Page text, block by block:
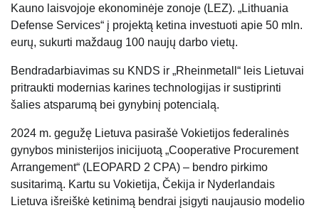
Kauno laisvojoje ekonominėje zonoje (LEZ). „Lithuania
Defense Services“ į projektą ketina investuoti apie 50 mln.
eurų, sukurti maždaug 100 naujų darbo vietų.
Bendradarbiavimas su KNDS ir „Rheinmetall“ leis Lietuvai
pritraukti modernias karines technologijas ir sustiprinti
šalies atsparumą bei gynybinį potencialą.
2024 m. gegužę Lietuva pasirašė Vokietijos federalinės
gynybos ministerijos inicijuotą „Cooperative Procurement
Arrangement“ (LEOPARD 2 CPA) – bendro pirkimo
susitarimą. Kartu su Vokietija, Čekija ir Nyderlandais
Lietuva išreiškė ketinimą bendrai įsigyti naujausio modelio